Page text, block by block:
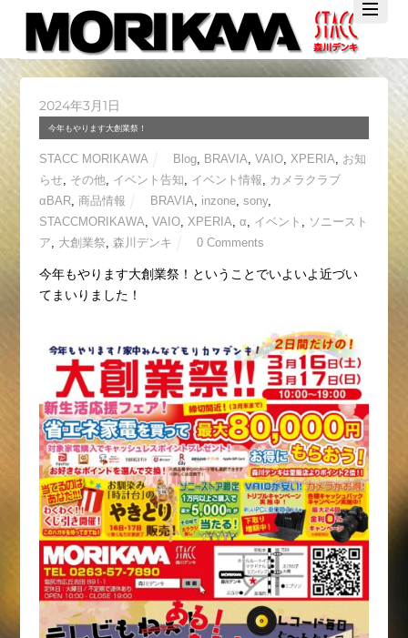
TwitterFacebook
YouTube
2024年3月1日
今年もやります大創業祭！
STACC MORIKAWA Blog, BRAVIA VAIO, XPERIA
お知
らせ, その他, イベント告知 イベント情報
カメラクラブ
αBAR, 商品情報 BRAVIA inzone, sony,
STACCMORIKAWA VAIO, XPERIA α イベント
ソニースト
ア
大創業祭 森川デンキ 0 Comments
今年もやります大創業祭！ということでいよいよ近づい
てまいりました！